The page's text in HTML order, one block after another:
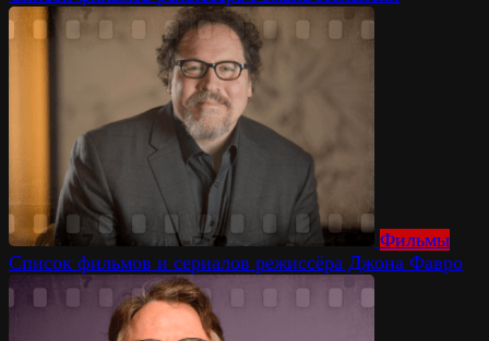
Фильмы
Список фильмов и сериалов режиссёра Джона Фавро